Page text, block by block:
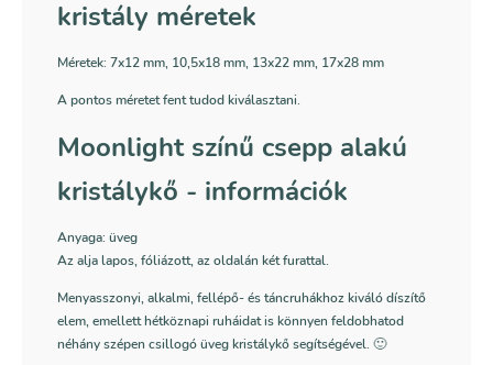
kristály méretek
Méretek: 7x12 mm, 10,5x18 mm, 13x22 mm, 17x28 mm
A pontos méretet fent tudod kiválasztani.
Moonlight színű csepp alakú
kristálykő - információk
Anyaga: üveg
Az alja lapos, fóliázott, az oldalán két furattal.
Menyasszonyi, alkalmi, fellépő- és táncruhákhoz kiváló díszítő
elem, emellett hétköznapi ruháidat is könnyen feldobhatod
néhány szépen csillogó üveg kristálykő segítségével. 🙂